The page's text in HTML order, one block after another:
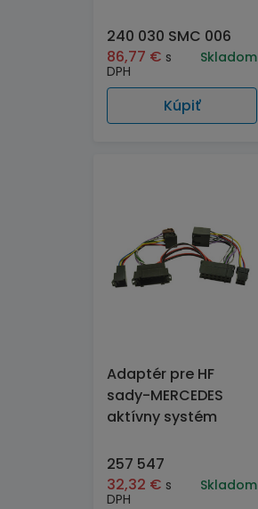
240 030 SMC 006
86,77 € s
DPH
Skladom
Kúpiť
Adaptér pre HF
sady-MERCEDES
aktívny systém
257 547
32,32 € s
DPH
Skladom